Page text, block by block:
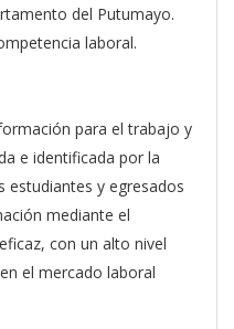
del Putumayo.
laboral.
para el trabajo y
e identificada por la
estudiantes y egresados
mediante el
con un alto nivel
el mercado laboral